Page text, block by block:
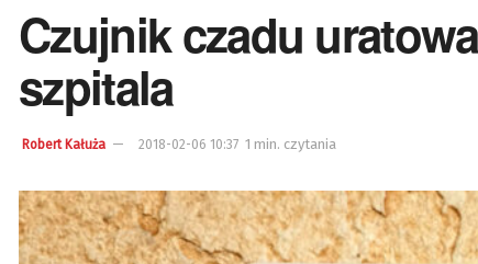
Czujnik czadu
szpitala
Robert Kałuża 2018-02-06 10:37 1 min. czytania